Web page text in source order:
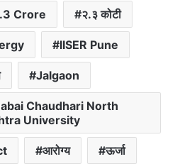
Crore २.३ कोटी
IISER Pune
Jalgaon
Chaudhari North
University
आरोग्य ऊर्जा